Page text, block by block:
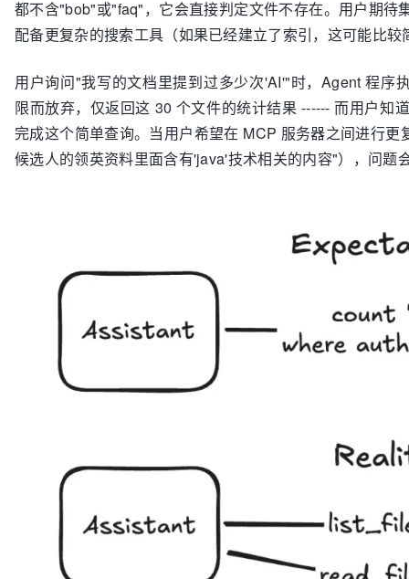
都不含"bob"或"faq"，它会直接判定文件不存在。用户期
配备更复杂的搜索工具（如果已经建立了索引，这可能比
用户询问"我写的文档里提到过多少次'AI'"时，Agent 程序
限而放弃，仅返回这 30 个文件的统计结果 ------ 而用户知
完成这个简单查询。当用户希望在 MCP 服务器之间进行
候选人的领英资料里面含有'java'技术相关的内容"），问题